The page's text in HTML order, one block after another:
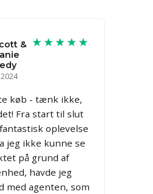
& ★★★★★
køb - tænk ikke,
Fra start til slut
oplevelse
jeg ikke kunne se
på grund af
havde jeg
med agenten, som